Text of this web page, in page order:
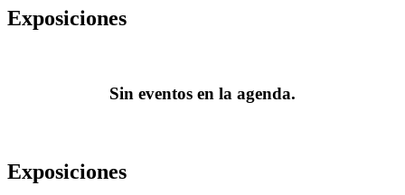
Exposiciones
Sin eventos en la agenda.
Exposiciones